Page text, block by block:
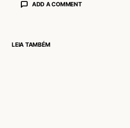
ADD A COMMENT
LEIA TAMBÉM